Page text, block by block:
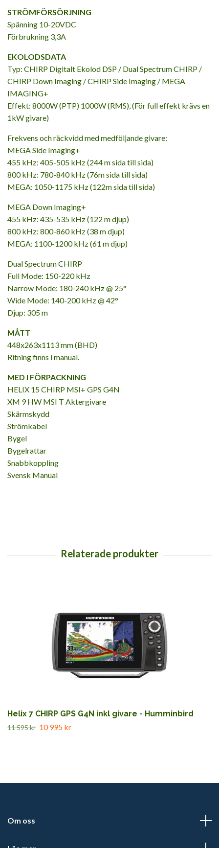
STRÖMFÖRSÖRJNING
Spänning 10-20VDC
Förbrukning 3,3A
EKOLODSDATA
Typ: CHIRP Digitalt Ekolod DSP / Dual Spectrum CHIRP /
CHIRP Down Imaging / CHIRP Side Imaging / MEGA
IMAGING+
Effekt: 8000W (PTP) 1000W (RMS), (För full effekt krävs en
1kW givare)
Frekvens och räckvidd med medföljande givare:
MEGA Side Imaging+
455 kHz: 405-505 kHz (244 m sida till sida)
800 kHz: 780-840 kHz (76m sida till sida)
MEGA: 1050-1175 kHz (122m sida till sida)
MEGA Down Imaging+
455 kHz: 435-535 kHz (122 m djup)
800 kHz: 800-860 kHz (38 m djup)
MEGA: 1100-1200 kHz (61 m djup)
Dual Spectrum CHIRP
Full Mode: 150-220 kHz
Narrow Mode: 180-240 kHz @ 25°
Wide Mode: 140-200 kHz @ 42°
Djup: 305 m
MÅTT
448x263x1113 mm (BHD)
Ritning finns i manual.
MED I FÖRPACKNING
HELIX 15 CHIRP MSI+ GPS G4N
XM 9 HW MSI T Aktergivare
Skärmskydd
Strömkabel
Bygel
Bygelrattar
Snabbkoppling
Svensk Manual
Helix 7 CHIRP GPS G4N inkl givare - Humminbird
11 595 kr 10 995 kr
Om oss